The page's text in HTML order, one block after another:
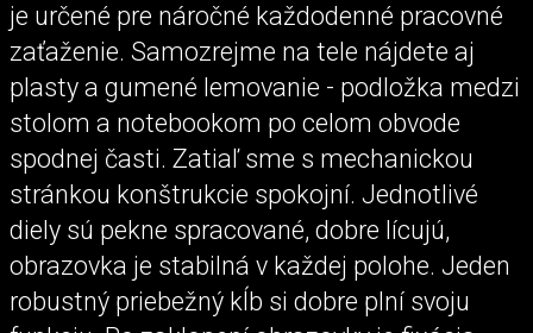
je určené pre náročné každodenné pracovné
zaťaženie. Samozrejme na tele nájdete aj
plasty a gumené lemovanie - podložka medzi
stolom a notebookom po celom obvode
spodnej časti. Zatiaľ sme s mechanickou
stránkou konštrukcie spokojní. Jednotlivé
diely sú pekne spracované, dobre lícujú,
obrazovka je stabilná v každej polohe. Jeden
robustný priebežný kĺb si dobre plní svoju